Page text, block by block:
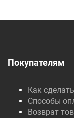
Покупателям
Как
Способы
Возврат